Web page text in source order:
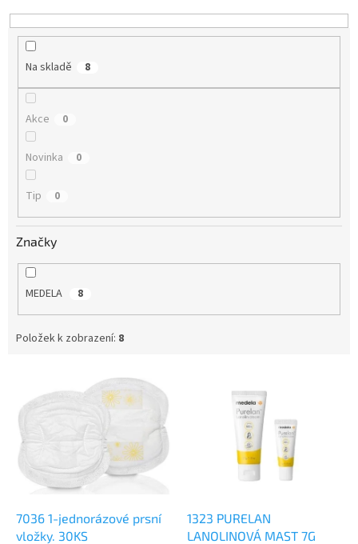
u
Na skladě 8
Akce 0
Novinka 0
Tip 0
Značky
MEDELA 8
Položek k zobrazení: 8
7036 1-jednorázové prsní
vložky. 30KS
1323 PURELAN
LANOLINOVÁ MAST 7G